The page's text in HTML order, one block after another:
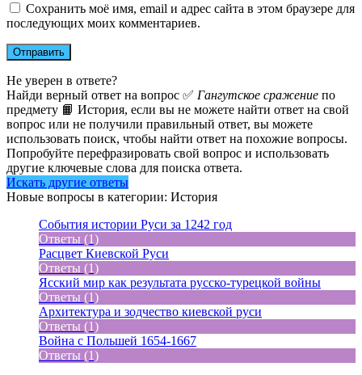
Сохранить моё имя, email и адрес сайта в этом браузере для
последующих моих комментариев.
Не уверен в ответе?
Найди верный ответ на вопрос ✅ Гангутское сражение по
предмету 📙 История, если вы не можете найти ответ на свой
вопрос или не получили правильный ответ, вы можете
использовать поиск, чтобы найти ответ на похожие вопросы.
Попробуйте перефразировать свой вопрос и использовать
другие ключевые слова для поиска ответа.
Искать другие ответы
Новые вопросы в категории: История
События истории Руси за 1242 год
Ответы (1)
Расцвет Киевской Руси
Ответы (1)
Ясский мир как результата русско-турецкой войны
Ответы (1)
Архитектура и зодчество киевской руси
Ответы (1)
Война с Польшей 1654-1667
Ответы (1)